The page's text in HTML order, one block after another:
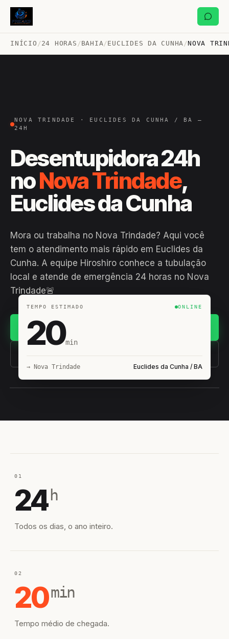
INÍCIO /24 HORAS /BAHIA/EUCLIDES DA CUNHA /NOVA
NOVA TRINDADE · EUCLIDES DA CUNHA / BA —
24H
Desentupidora 24h
noNova Trindade,
Euclides da Cunha
Mora ou trabalha no Nova Trindade? Aqui você
tem o atendimento mais rápido em Euclides da
Cunha. A equipe Hiroshiro conhece a tubulação
local e atende de emergência 24 horas no Nova
Trindade🚨
(11) 93407-8838
TEMPO ESTIMADO ONLINE
20min
→ Nova Trindade Euclides da Cunha / BA
01
24 h
Todos os dias, o ano inteiro.
02
20min
Tempo médio de chegada.